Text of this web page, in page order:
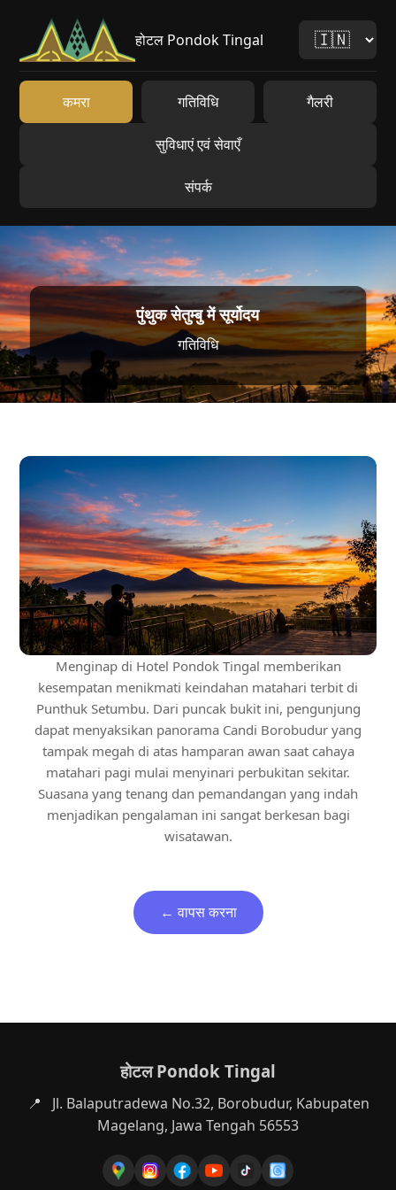
होटल Pondok Tingal
कमरा गतिविधि गैलरी
सुविधाएं एवं सेवाएँ
संपर्क
पुंथुक सेतुम्बु में सूर्योदय
गतिविधि
Menginap di Hotel Pondok Tingal memberikan
kesempatan menikmati keindahan matahari terbit di
Punthuk Setumbu. Dari puncak bukit ini, pengunjung
dapat menyaksikan panorama Candi Borobudur yang
tampak megah di atas hamparan awan saat cahaya
matahari pagi mulai menyinari perbukitan sekitar.
Suasana yang tenang dan pemandangan yang indah
menjadikan pengalaman ini sangat berkesan bagi
wisatawan.
← वापस करना
होटल Pondok Tingal
📍
Jl. Balaputradewa No.32, Borobudur, Kabupaten
Magelang, Jawa Tengah 56553